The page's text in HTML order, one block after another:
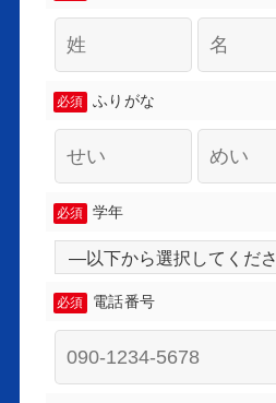
必須 ふりがな
必須 学年
必須 電話番号